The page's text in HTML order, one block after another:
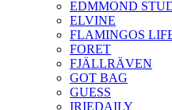
EDMMOND
ELVINE
FLAMINGOS
FORET
FJÄLLRÄVEN
GOT BAG
GUESS
IRIEDAILY